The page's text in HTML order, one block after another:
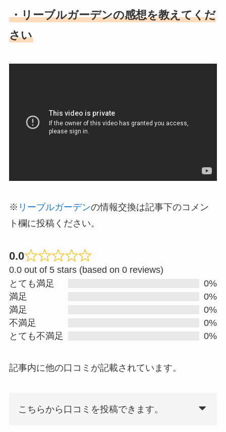
・リーブルガーデンの感想を教えてくだ
さい
※ リーブルガーデンの情報交換は記事下のコメン
ト欄に投稿ください。
0.0
R
0
t
0.0 out of 5 stars (based on 0 reviews)
とても満足
0%
満足
0%
満足
0%
不満足
0%
とても不満足
0%
記事内に他の口コミが記載されています。
こちらから口コミを投稿できます。